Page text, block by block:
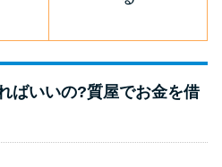
ばいいの?質屋でお金を借